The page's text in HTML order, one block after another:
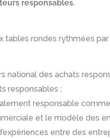
responsables.
tables rondes rythmées
national des achats
responsables ;
responsable
et le modèle des
entre des